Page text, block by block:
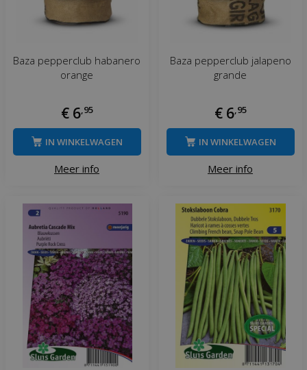
Baza pepperclub habanero
orange
€ 6 95
Meer info
IN WINKELWAGEN
Baza pepperclub jalapeno
grande
€ 6 95
Meer info
IN WINKELWAGEN